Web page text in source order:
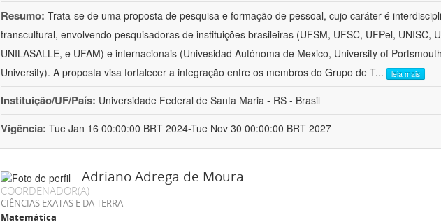
Resumo: Trata-se de uma proposta de pesquisa e formação de pessoal, cujo caráter é
transcultural, envolvendo pesquisadoras de instituições brasileiras (UFSM, UFSC, UFPel, UNISC,
UNILASALLE, e UFAM) e internacionais (Univesidad Autónoma de Mexico, University of
University). A proposta visa fortalecer a integração entre os membros do Grupo de T... leia mais
Instituição/UF/País: Universidade Federal de Santa Maria - RS - Brasil
Vigência: Tue Jan 16 00:00:00 BRT 2024-Tue Nov 30 00:00:00 BRT 2027
Adriano Adrega de Moura
COORDENADOR(A)
CIÊNCIAS EXATAS E DA TERRA
Matemática